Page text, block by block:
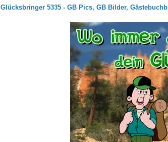
Glücksbringer 5335 - GB Pics, GB Bilder,